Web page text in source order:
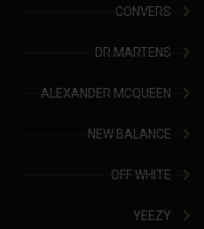
CONVERS
DR.MARTENS
ALEXANDER MCQUEEN
NEW BALANCE
OFF WHITE
YEEZY